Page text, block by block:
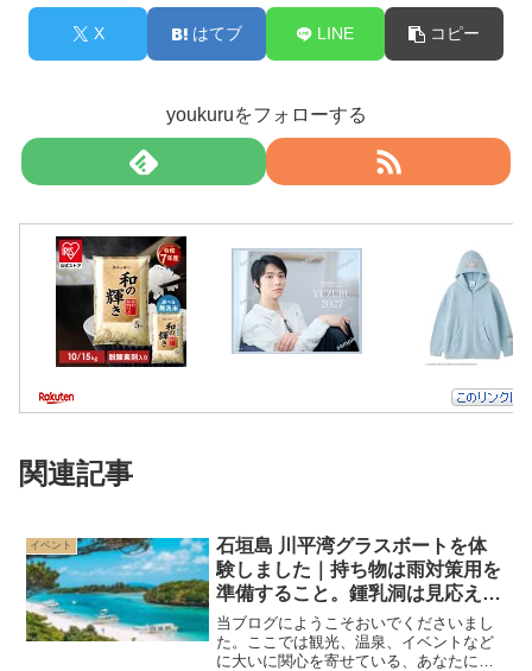
X はてブ LINE コピー
youkuruをフォローする
関連記事
イベント
石垣島 川平湾グラスボートを体
験しました｜持ち物は雨対策用を
準備すること。鍾乳洞は見応えあ
りますよ！
当ブログにようこそおいでくださいまし
た。ここでは観光、温泉、イベントなど
に大いに関心を寄せている、あなたにお